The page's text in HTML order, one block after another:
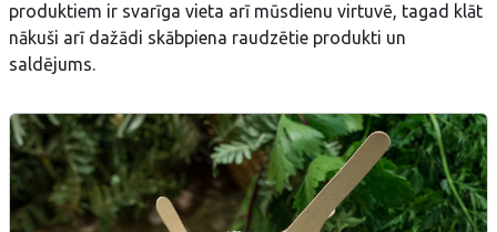
produktiem ir svarīga vieta arī mūsdienu virtuvē, tagad klāt
nākuši arī dažādi skābpiena raudzētie produkti un
saldējums.